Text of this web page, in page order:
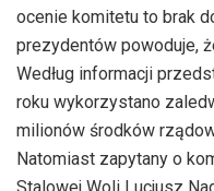
ocenie komitetu to brak
prezydentów powoduje,
Według informacji
roku wykorzystano
milionów środków
Natomiast zapytany o